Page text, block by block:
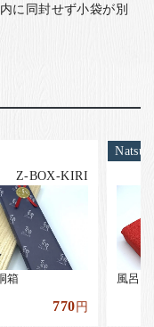
に同封せず小袋が別
Z-BOX-KIRI
箱
770円
風呂